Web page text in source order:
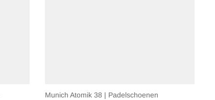
Munich Atomik 38 | Padelschoenen